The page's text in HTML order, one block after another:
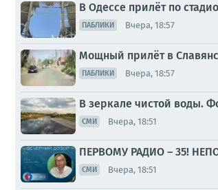
В Одессе прилёт по
ПАБЛИКИ Вчера, 18:57
Мощный прилёт в
ПАБЛИКИ Вчера, 18:57
В зеркале чистой воды.
СМИ Вчера, 18:51
ПЕРВОМУ РАДИО – 35!
СМИ Вчера, 18:51